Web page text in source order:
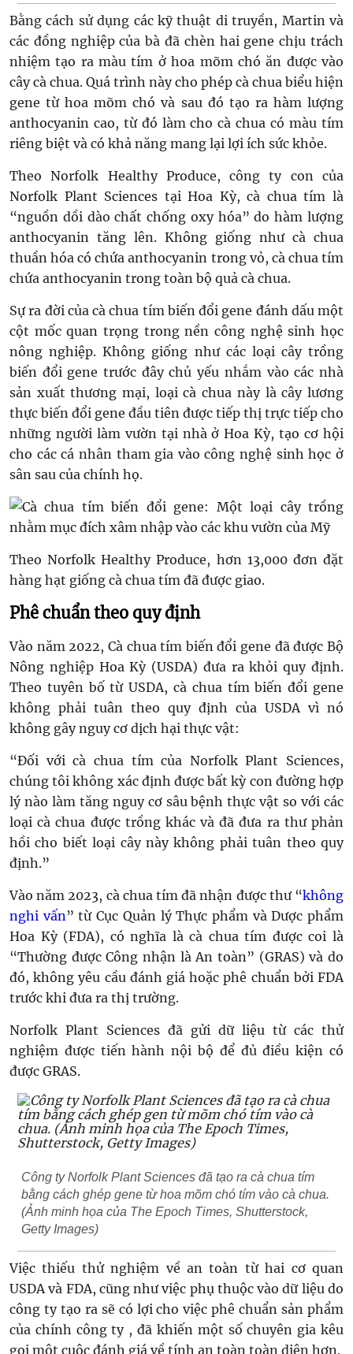
Bằng cách sử dụng các kỹ thuật di truyền, Martin và
các đồng nghiệp của bà đã chèn hai gene chịu trách
nhiệm tạo ra màu tím ở hoa mõm chó ăn được vào
cây cà chua. Quá trình này cho phép cà chua biểu hiện
gene từ hoa mõm chó và sau đó tạo ra hàm lượng
anthocyanin cao, từ đó làm cho cà chua có màu tím
riêng biệt và có khả năng mang lại lợi ích sức khỏe.
Theo Norfolk Healthy Produce, công ty con của
Norfolk Plant Sciences tại Hoa Kỳ, cà chua tím là
“nguồn dồi dào chất chống oxy hóa” do hàm lượng
anthocyanin tăng lên. Không giống như cà chua
thuần hóa có chứa anthocyanin trong vỏ, cà chua tím
chứa anthocyanin trong toàn bộ quả cà chua.
Sự ra đời của cà chua tím biến đổi gene đánh dấu một
cột mốc quan trọng trong nền công nghệ sinh học
nông nghiệp. Không giống như các loại cây trồng
biến đổi gene trước đây chủ yếu nhắm vào các nhà
sản xuất thương mại, loại cà chua này là cây lương
thực biến đổi gene đầu tiên được tiếp thị trực tiếp cho
những người làm vườn tại nhà ở Hoa Kỳ, tạo cơ hội
cho các cá nhân tham gia vào công nghệ sinh học ở
sân sau của chính họ.
Theo Norfolk Healthy Produce, hơn 13,000 đơn đặt
hàng hạt giống cà chua tím đã được giao.
Phê chuẩn theo quy định
Vào năm 2022, Cà chua tím biến đổi gene đã được Bộ
Nông nghiệp Hoa Kỳ (USDA) đưa ra khỏi quy định.
Theo tuyên bố từ USDA, cà chua tím biến đổi gene
không phải tuân theo quy định của USDA vì nó
không gây nguy cơ dịch hại thực vật:
“Đối với cà chua tím của Norfolk Plant Sciences,
chúng tôi không xác định được bất kỳ con đường hợp
lý nào làm tăng nguy cơ sâu bệnh thực vật so với các
loại cà chua được trồng khác và đã đưa ra thư phản
hồi cho biết loại cây này không phải tuân theo quy
định.”
Vào năm 2023, cà chua tím đã nhận được thư “không
nghi vấn” từ Cục Quản lý Thực phẩm và Dược phẩm
Hoa Kỳ (FDA), có nghĩa là cà chua tím được coi là
“Thường được Công nhận là An toàn” (GRAS) và do
đó, không yêu cầu đánh giá hoặc phê chuẩn bởi FDA
trước khi đưa ra thị trường.
Norfolk Plant Sciences đã gửi dữ liệu từ các thử
nghiệm được tiến hành nội bộ để đủ điều kiện có
được GRAS.
Công ty Norfolk Plant Sciences đã tạo ra cà chua tím
bằng cách ghép gene từ hoa mõm chó tím vào cà chua.
(Ảnh minh họa của The Epoch Times, Shutterstock,
Getty Images)
Việc thiếu thử nghiệm về an toàn từ hai cơ quan
USDA và FDA, cũng như việc phụ thuộc vào dữ liệu do
công ty tạo ra sẽ có lợi cho việc phê chuẩn sản phẩm
của chính công ty , đã khiến một số chuyên gia kêu
gọi một cuộc đánh giá về tính an toàn toàn diện hơn.